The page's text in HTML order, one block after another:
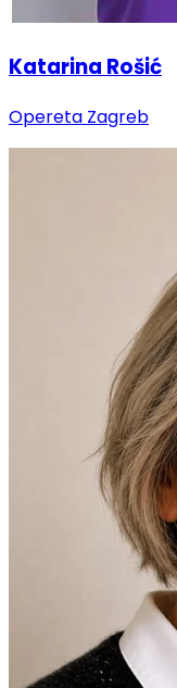
Katarina Rošić
Opereta Zagreb